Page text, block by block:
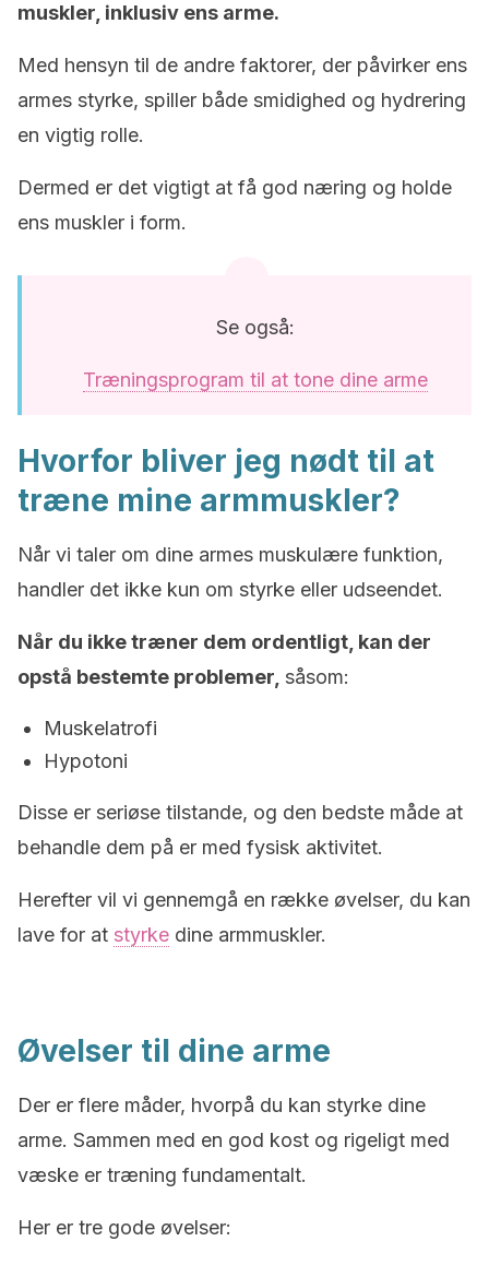
muskler, inklusiv ens arme.
Med hensyn til de andre faktorer, der påvirker ens
armes styrke, spiller både smidighed og hydrering
en vigtig rolle.
Dermed er det vigtigt at få god næring og holde
ens muskler i form.
Se også:
Træningsprogram til at tone dine arme
Hvorfor bliver jeg nødt til at
træne mine armmuskler?
Når vi taler om dine armes muskulære funktion,
handler det ikke kun om styrke eller udseendet.
Når du ikke træner dem ordentligt, kan der
opstå bestemte problemer, såsom:
Muskelatrofi
Hypotoni
Disse er seriøse tilstande, og den bedste måde at
behandle dem på er med fysisk aktivitet.
Herefter vil vi gennemgå en række øvelser, du kan
lave for at styrke dine armmuskler.
Øvelser til dine arme
Der er flere måder, hvorpå du kan styrke dine
arme. Sammen med en god kost og rigeligt med
væske er træning fundamentalt.
Her er tre gode øvelser: